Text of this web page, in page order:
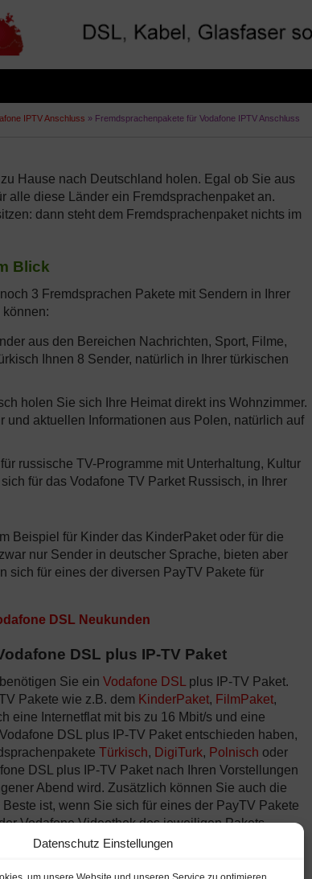
Datenschutz Einstellungen
IPTV Anschluss » Fremdsprachenpakete für Vodafone IPTV Anschluss
Hause nach Deutschland holen. Egal ob Sie aus
alle diese Länder ein Fremdsprachenpaket an.
dann steht dem Fremdsprachenpaket nichts im
Blick
3 Fremdsprachen Pakete mit Sendern in Ihrer
können:
aus den Bereichen Nachrichten, Sport, Filme,
Ihnen 8 Sender, natürlich in Ihrer türkischen
holen Sie sich Ihre Heimat direkt ins Wohnzimmer.
aktuellen Informationen aus Polen, natürlich auf
russische TV-Programme mit Unterhaltung, Kultur
für das Vodafone TV Parket Russisch, in Ihrer
Beispiel für Kinder das KinderPaket oder für die
nur Sender in deutscher Sprache, bieten aber
sich für eines der diversen PayTV Pakete für
DSL Neukunden
DSL plus IP-TV Paket
Sie ein Vodafone DSL
plus IP-TV Paket.
Pakete wie z.B. dem KinderPaket, FilmPaket,
eine Internetflat mit bis zu 16 Mbit/s und eine
DSL plus IP-TV Paket entschieden haben,
Türkisch, DigiTurk, Polnisch oder
DSL plus IP-TV Paket nach Ihren Vorstellungen
Abend wird. Zusätzlich können Sie auch die
ist, wenn Sie sich für eines der PayTV Pakete
Vodafone Videothek des jeweiligen Pakets.
Link.
DSL Neukunden